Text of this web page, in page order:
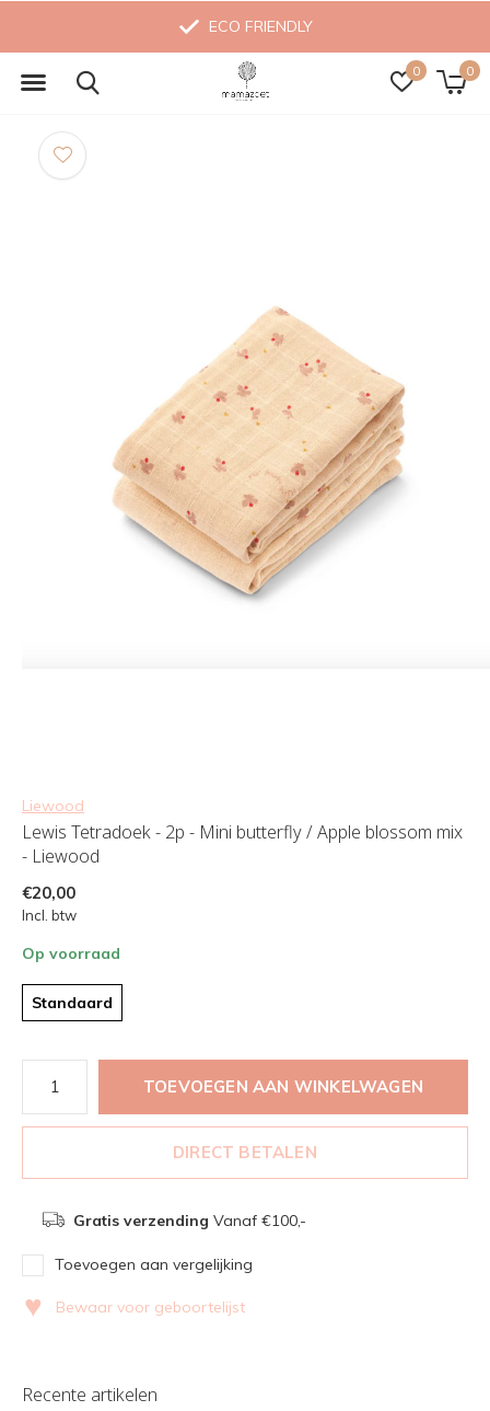
0 0
ECO FRIENDLY
Liewood
Lewis Tetradoek - 2p - Mini butterfly / Apple blossom mix
- Liewood
€20,00
Incl. btw
Op voorraad
Standaard
TOEVOEGEN AAN WINKELWAGEN
DIRECT BETALEN
Gratis verzending Vanaf €100,-
Toevoegen aan vergelijking
♥ Bewaar voor geboortelijst
Recente artikelen